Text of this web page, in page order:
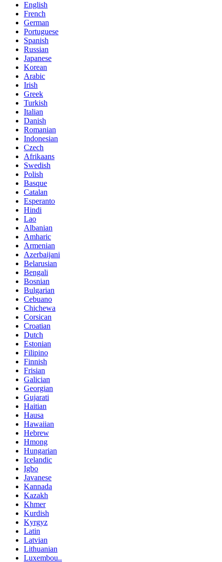
English
French
German
Portuguese
Spanish
Russian
Japanese
Korean
Arabic
Irish
Greek
Turkish
Italian
Danish
Romanian
Indonesian
Czech
Afrikaans
Swedish
Polish
Basque
Catalan
Esperanto
Hindi
Lao
Albanian
Amharic
Armenian
Azerbaijani
Belarusian
Bengali
Bosnian
Bulgarian
Cebuano
Chichewa
Corsican
Croatian
Dutch
Estonian
Filipino
Finnish
Frisian
Galician
Georgian
Gujarati
Haitian
Hausa
Hawaiian
Hebrew
Hmong
Hungarian
Icelandic
Igbo
Javanese
Kannada
Kazakh
Khmer
Kurdish
Kyrgyz
Latin
Latvian
Lithuanian
Luxembou..